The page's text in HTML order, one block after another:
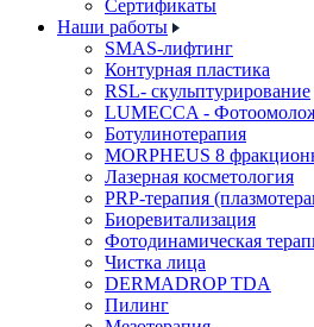
Cертификаты
Наши работы
SMAS-лифтинг
Контурная пластика
RSL- скульптурирование
LUMECCA -
Ботулинотерапия
MORPHEUS 8
Лазерная косметология
PRP-терапия
Биоревитализация
Фотодинамическая
Чистка лица
DERMADROP TDA
Пилинг